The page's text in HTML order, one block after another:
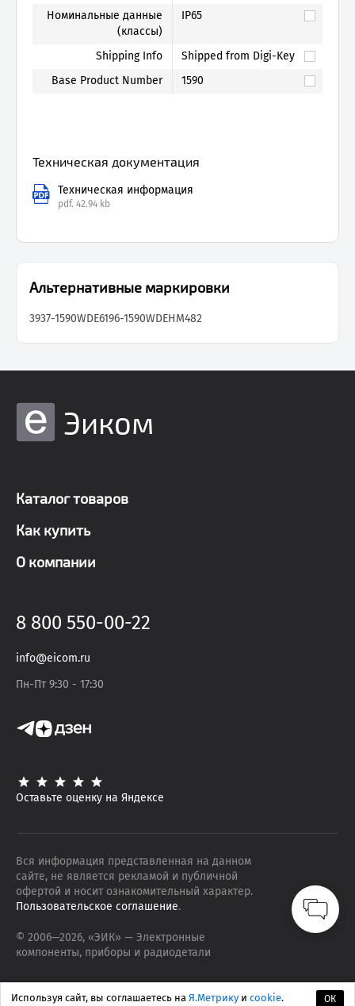
Номинальные данные
(классы)
IP65
Shipping Info
Shipped from Digi-Key
Base Product Number
1590
Техническая документация
Техническая информация
pdf. 42.94 kb
Альтернативные маркировки
3937-1590WDE6196-1590WDEHM482
Эиком
Каталог товаров
Как купить
О компании
8 800 550-00-22
info@eicom.ru
Пн-Пт 9:30 - 17:30
Оставьте оценку на Яндексе
Вся информация представленная на данном
сайте, не является рекламой и публичной
офертой и носит ознакомительный характер.
Пользовательское соглашение.
© 2006—2026, «ЭИК» — Электронные
компоненты, приборы и радиодетали
ОК
Используя сайт, вы соглашаетесь на Я.Метрику и cookie.